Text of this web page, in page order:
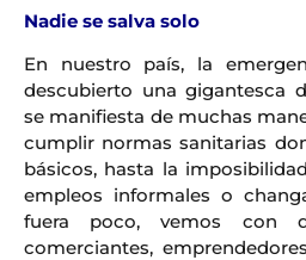
Nadie se salva solo
En nuestro país, la
descubierto una gigantesca
se manifiesta de muchas
cumplir normas sanitarias
básicos, hasta la
empleos informales o
fuera poco, vemos con
comerciantes,